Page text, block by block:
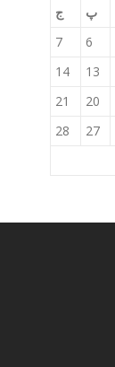
پ
ج
6
7
13
14
20
21
27
28